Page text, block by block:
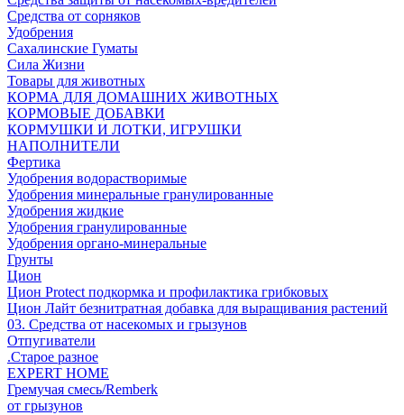
Средства от сорняков
Удобрения
Сахалинские Гуматы
Сила Жизни
Товары для животных
КОРМА ДЛЯ ДОМАШНИХ ЖИВОТНЫХ
КОРМОВЫЕ ДОБАВКИ
КОРМУШКИ И ЛОТКИ, ИГРУШКИ
НАПОЛНИТЕЛИ
Фертика
Удобрения водорастворимые
Удобрения минеральные гранулированные
Удобрения жидкие
Удобрения гранулированные
Удобрения органо-минеральные
Грунты
Цион
Цион Protect подкормка и профилактика грибковых
Цион Лайт безнитратная добавка для выращивания растений
03. Средства от насекомых и грызунов
Отпугиватели
.Старое разное
EXPERT HOME
Гремучая смесь/Remberk
от грызунов